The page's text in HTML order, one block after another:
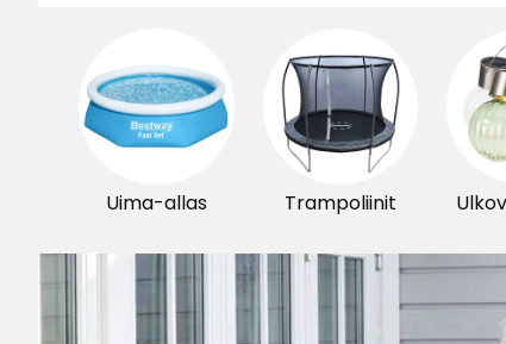
Uima-allas Trampoliinit